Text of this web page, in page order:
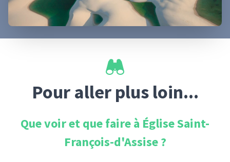
Pour aller plus loin...
Que voir et que faire à Église Saint-
François-d'Assise?